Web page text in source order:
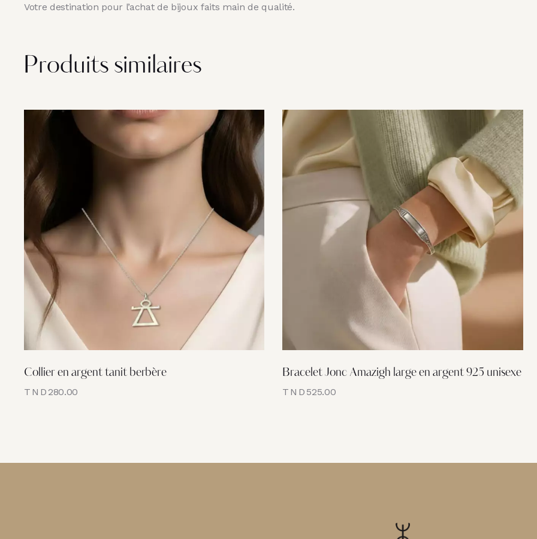
Votre destination pour l’achat de bijoux faits main de qualité.
Produits similaires
Collier en argent tanit berbère
TND280.00
Bracelet Jonc Amazigh large en argent 925 unisexe
TND 525.00